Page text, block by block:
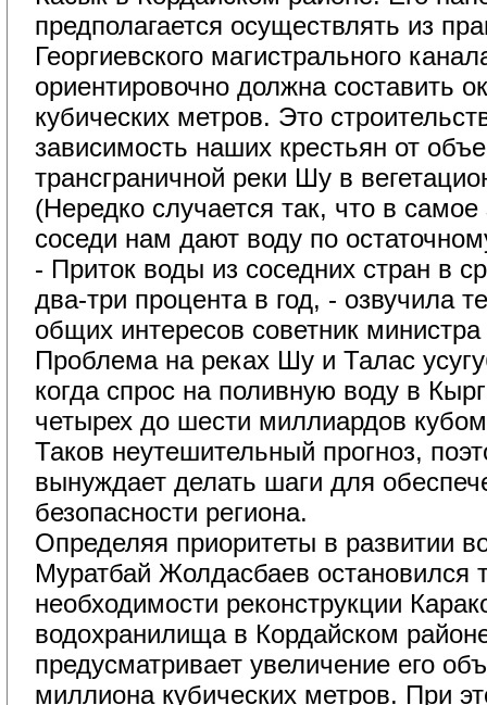
предполагается осуществлять из
Георгиевского магистрального
ориентировочно должна составить
кубических метров. Это
зависимость наших крестьян от
трансграничной реки Шу в
(Нередко случается так, что в
соседи нам дают воду по
- Приток воды из соседних стран в
два-три процента в год, - озвучила
общих интересов советник
Проблема на реках Шу и Талас
когда спрос на поливную воду в
четырех до шести миллиардов
Таков неутешительный прогноз,
вынуждает делать шаги для
безопасности региона.
Определяя приоритеты в развитии
Муратбай Жолдасбаев остановился
необходимости реконструкции
водохранилища в Кордайском
предусматривает увеличение его
миллиона кубических метров. При